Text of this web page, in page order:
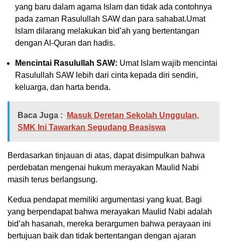
yang baru dalam agama Islam dan tidak ada contohnya
pada zaman Rasulullah SAW dan para sahabat.Umat
Islam dilarang melakukan bid’ah yang bertentangan
dengan Al-Quran dan hadis.
Mencintai Rasulullah SAW: Umat Islam wajib mencintai
Rasulullah SAW lebih dari cinta kepada diri sendiri,
keluarga, dan harta benda.
Baca Juga :
Masuk Deretan Sekolah Unggulan,
SMK Ini Tawarkan Segudang Beasiswa
Berdasarkan tinjauan di atas, dapat disimpulkan bahwa
perdebatan mengenai hukum merayakan Maulid Nabi
masih terus berlangsung.
Kedua pendapat memiliki argumentasi yang kuat. Bagi
yang berpendapat bahwa merayakan Maulid Nabi adalah
bid’ah hasanah, mereka berargumen bahwa perayaan ini
bertujuan baik dan tidak bertentangan dengan ajaran